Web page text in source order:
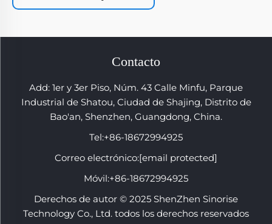
Contacto
Add: 1er y 3er Piso, Núm. 43 Calle Minfu, Parque
Industrial de Shatou, Ciudad de Shajing, Distrito de
Bao'an, Shenzhen, Guangdong, China.
Tel:+86-18672994925
Correo electrónico:[email protected]
Móvil:+86-18672994925
Derechos de autor © 2025 ShenZhen Sinorise
Technology Co., Ltd. todos los derechos reservados